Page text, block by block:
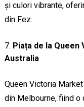
și culori vibrante,
din Fez.
Piața de la
Australia
Queen Victoria
din Melbourne, fiind o